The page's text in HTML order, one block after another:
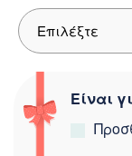
Είναι